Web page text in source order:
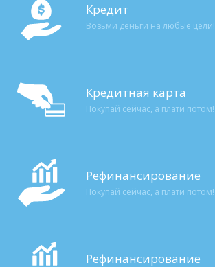
Кредит
Возьми деньги на любые цели!
Кредитная карта
Покупай сейчас, а плати потом!
Рефинансирование
Покупай сейчас, а плати потом!
Рефинансирование